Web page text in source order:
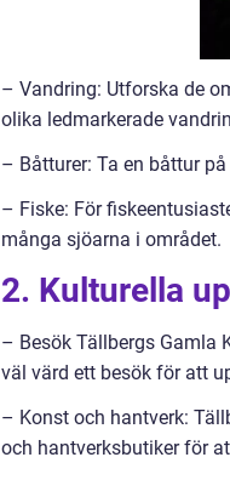
– Vandring: Utforska de
olika ledmarkerade
– Båtturer: Ta en båttur
– Fiske: För
många sjöarna i området.
2. Kulturella
– Besök Tällbergs Gamla
väl värd ett besök för att
– Konst och hantverk:
och hantverksbutiker för